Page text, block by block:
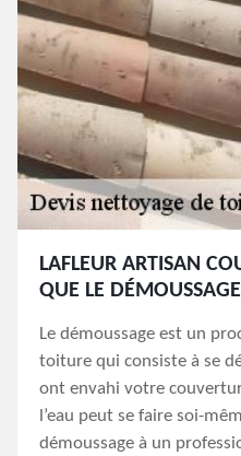
LAFLEUR ARTISAN
QUE LE
Le démoussage est un
toiture qui consiste à se
ont envahi votre
l’eau peut se faire soi-
démoussage à un